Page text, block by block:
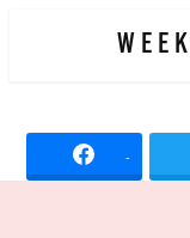
コ
ン
-